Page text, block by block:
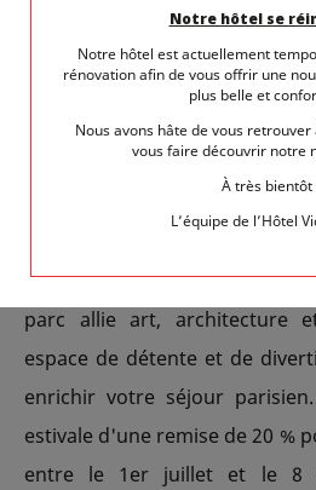
pelouses où organiser
rencontres conviviales ou
moment de repos.
souhaitant s'échapper de
parc allie art, architecture
espace de détente et de
enrichir votre séjour
estivale d'une remise de 20 %
entre le 1er juillet et le 8
Notre hôtel se
Notre hôtel est actuellement
rénovation afin de vous offrir une
plus belle et
Nous avons hâte de vous
vous faire découvrir notre
À très bientôt
L’équipe de l’Hôtel